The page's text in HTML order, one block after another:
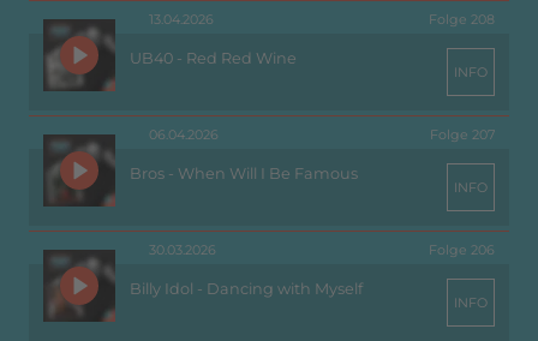
13.04.2026 Folge 208
UB40 - Red Red Wine
INFO
06.04.2026 Folge 207
Bros - When Will I Be Famous
INFO
30.03.2026 Folge 206
Billy Idol - Dancing with Myself
INFO